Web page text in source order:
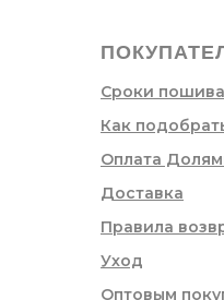
Сроки пошива
Как
Оплата
Доставка
Правила
Уход
Оптовым